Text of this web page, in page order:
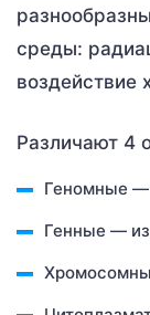
среды:
воздействие
Различают 4
Геномные —
Генные —